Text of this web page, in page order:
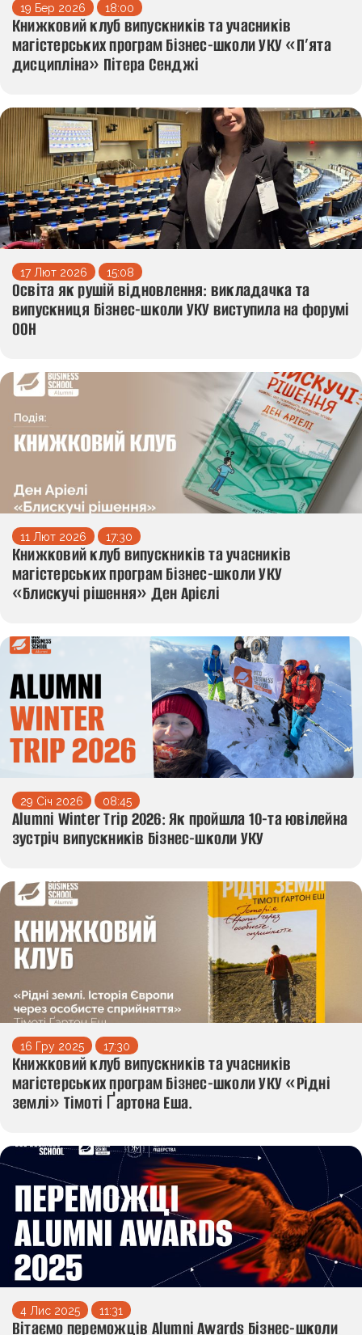
19 Бер 2026 18:00
Книжковий клуб випускників та учасників
магістерських програм Бізнес-школи УКУ «П’ята
дисципліна» Пітера Сенджі
17 Лют 2026 15:08
Освіта як рушій відновлення: викладачка та
випускниця Бізнес-школи УКУ виступила на форумі
ООН
11 Лют 2026 17:30
Книжковий клуб випускників та учасників
магістерських програм Бізнес-школи УКУ
«Блискучі рішення» Ден Арієлі
29 Січ 2026 08:45
Alumni Winter Trip 2026: Як пройшла 10-та ювілейна
зустріч випускників Бізнес-школи УКУ
16 Гру 2025 17:30
Книжковий клуб випускників та учасників
магістерських програм Бізнес-школи УКУ «Рідні
землі» Тімоті Ґартона Еша.
4 Лис 2025 11:31
Вітаємо переможців Alumni Awards Бізнес-школи